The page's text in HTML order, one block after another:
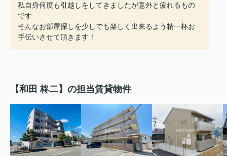
私自身何度も引越しをしてきましたが意外と疲れるもの
です…
そんなお部屋探しを少しでも楽しく出来るよう精一杯お
手伝いさせて頂きます！
【和田 柊二】の担当賃貸物件